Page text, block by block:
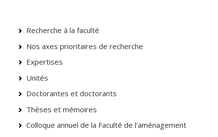
Recherche à la faculté
Nos axes prioritaires de recherche
Expertises
Unités
Doctorantes et doctorants
Thèses et mémoires
Colloque annuel de la Faculté de l'aménagement